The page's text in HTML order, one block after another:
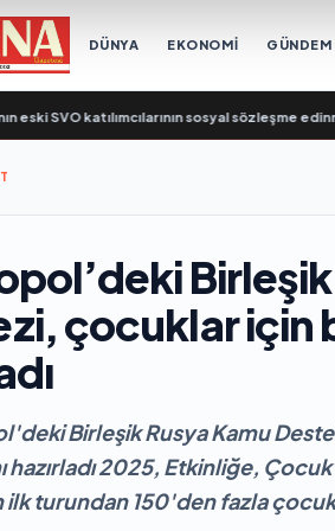
DÜNYA EKONOMİ GÜNDEM
katılımcılarının sosyal sözleşme edinme
çocuklar için
Birleşik Rusya Kamu
hazırladı 2025, Etkinliğe,
ilk turundan 150'den fazla çocuk